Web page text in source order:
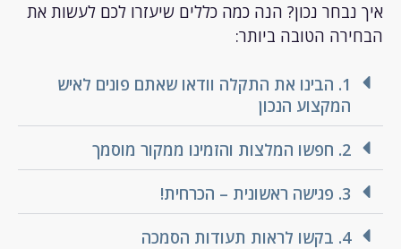
נכון? הנה כמה כללים שיעזרו לכם לעשות את
הטובה ביותר:
1. הבינו את התקלה וודאו שאתם פונים לאיש
המקצוע הנכון